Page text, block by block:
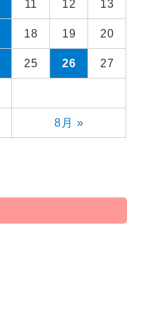
8月 »
11 12 13
18 19 20
25 26 27